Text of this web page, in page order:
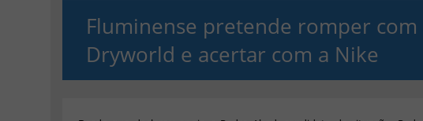
Fluminense pretende romper com
Dryworld e acertar com a Nike